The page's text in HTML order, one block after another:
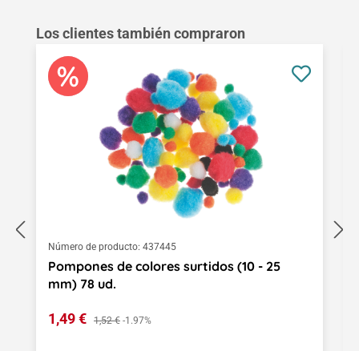
Omitir la galería de productos
Los clientes también compraron
Número de producto: 437445
Pompones de colores surtidos (10 - 25
mm) 78 ud.
Precio de venta:
1,49 € Precio normal:
1,52 € -1.97%